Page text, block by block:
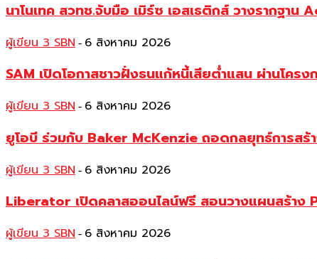
นาโนเทค สวทช.จับมือ เมิร์ซ เอสเธติกส์ วางรากฐ
ผู้เขียน 3 SBN - 6 สิงหาคม 2026
SAM เปิดโอกาสชาวฝั่งธนแก้หนี้เสียต่ำแสน ผ่านโค
ผู้เขียน 3 SBN - 6 สิงหาคม 2026
ยูโอบี ร่วมกับ Baker McKenzie ถอดกลยุทธ์การส
ผู้เขียน 3 SBN - 6 สิงหาคม 2026
Liberator เปิดคลาสออนไลน์ฟรี สอนวางแผนสร้าง
ผู้เขียน 3 SBN - 6 สิงหาคม 2026